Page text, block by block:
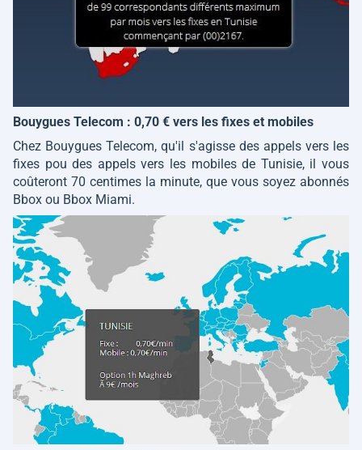
Bouygues Telecom : 0,70 € vers les fixes et mobiles
Chez Bouygues Telecom, qu'il s'agisse des appels vers les
fixes pou des appels vers les mobiles de Tunisie, il vous
coûteront 70 centimes la minute, que vous soyez abonnés
Bbox ou Bbox Miami.